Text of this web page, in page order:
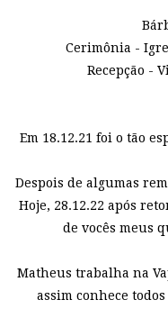
Cerimônia -
Recepção -
Em 18.12.21 foi o tão
Despois de algumas
Hoje, 28.12.22 após
de vocês meus
Matheus trabalha na
assim conhece